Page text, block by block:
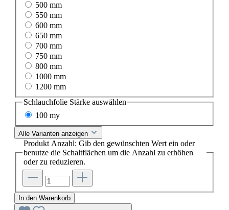
500 mm
550 mm
600 mm
650 mm
700 mm
750 mm
800 mm
1000 mm
1200 mm
Schlauchfolie Stärke auswählen
100 my
Alle Varianten anzeigen
Produkt Anzahl: Gib den gewünschten Wert ein oder
benutze die Schaltflächen um die Anzahl zu erhöhen
oder zu reduzieren.
In den Warenkorb